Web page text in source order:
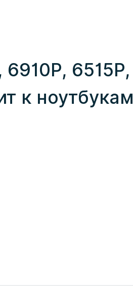
6515P,
к ноутбукам